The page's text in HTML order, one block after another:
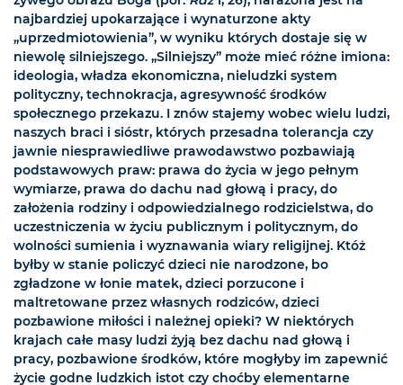
najbardziej upokarzające i wynaturzone akty
„uprzedmiotowienia”, w wyniku których dostaje się w
niewolę silniejszego. „Silniejszy” może mieć różne imiona:
ideologia, władza ekonomiczna, nieludzki system
polityczny, technokracja, agresywność środków
społecznego przekazu. I znów stajemy wobec wielu ludzi,
naszych braci i sióstr, których przesadna tolerancja czy
jawnie niesprawiedliwe prawodawstwo pozbawiają
podstawowych praw: prawa do życia w jego pełnym
wymiarze, prawa do dachu nad głową i pracy, do
założenia rodziny i odpowiedzialnego rodzicielstwa, do
uczestniczenia w życiu publicznym i politycznym, do
wolności sumienia i wyznawania wiary religijnej. Któż
byłby w stanie policzyć dzieci nie narodzone, bo
zgładzone w łonie matek, dzieci porzucone i
maltretowane przez własnych rodziców, dzieci
pozbawione miłości i należnej opieki? W niektórych
krajach całe masy ludzi żyją bez dachu nad głową i
pracy, pozbawione środków, które mogłyby im zapewnić
życie godne ludzkich istot czy choćby elementarne